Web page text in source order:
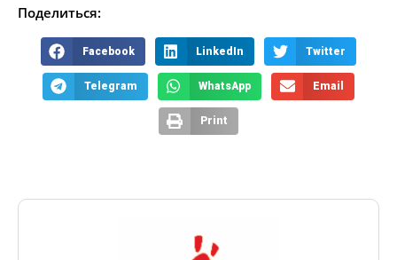
Поделиться:
Facebook LinkedIn Twitter
Telegram WhatsApp Email
Print